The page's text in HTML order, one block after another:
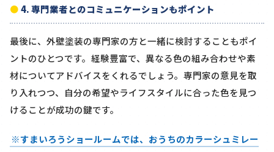
4. 専門業者とのコミュニケーションもポイント
最後に、外壁塗装の専門家の方と一緒に検討することもポイ
ントのひとつです。経験豊富で、異なる色の組み合わせや素
材についてアドバイスをくれるでしょう。専門家の意見を取
り入れつつ、自分の希望やライフスタイルに合った色を見つ
けることが成功の鍵です。
※すまいろうショールームでは、おうちのカラーシュミレー